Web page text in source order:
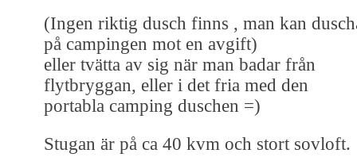
(Ingen riktig dusch finns , man kan
på campingen mot en avgift)
eller tvätta av sig när man badar från
flytbryggan, eller i det fria med den
portabla camping duschen =)
Stugan är på ca 40 kvm och stort sovloft.